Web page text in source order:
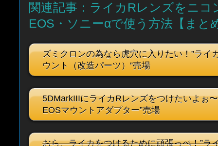
関連記事：ライカRレンズをニコ
EOS・ソニーαで使う方法【まと
ズミクロンの為なら虎穴に入りたい！”ライ
ウント（改造パーツ）”売場
5DMarkIIIにライカRレンズをつけたいよぉ
EOSマウントアダプター”売場
おら、ライカをつけるために頑張っぺ！”